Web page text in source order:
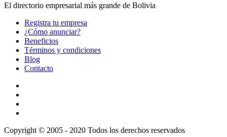
El directorio empresarial más grande de Bolivia
Registra tu empresa
¿Cómo anunciar?
Beneficios
Términos y condiciones
Blog
Contacto
Copyright © 2005 - 2020 Todos los derechos reservados